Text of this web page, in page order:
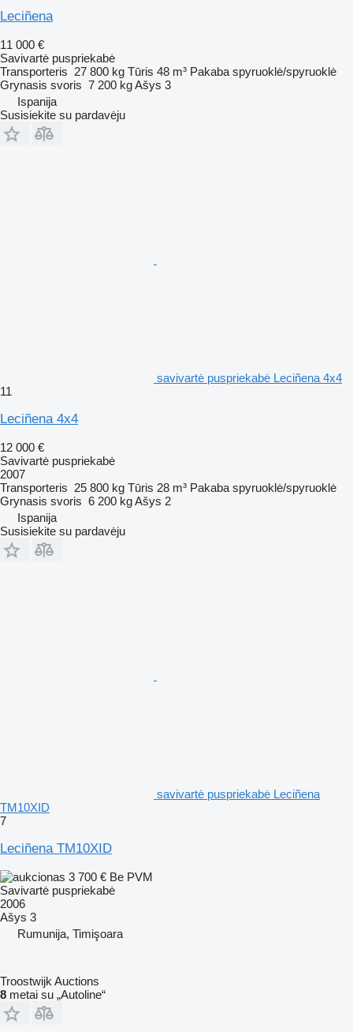
Leciñena
11 000 €
Savivartė puspriekabė
Transporteris 27 800 kg Tūris 48 m³ Pakaba spyruoklė/spyruoklė
Grynasis svoris 7 200 kgAšys 3
Ispanija
Susisiekite su pardavėju
savivartė puspriekabė Leciñena 4x4
11
Leciñena 4x4
12 000 €
Savivartė puspriekabė
2007
Transporteris 25 800 kg Tūris 28 m³ Pakaba spyruoklė/spyruoklė
Grynasis svoris 6 200 kgAšys 2
Ispanija
Susisiekite su pardavėju
savivartė puspriekabė Leciñena
TM10XID
7
Leciñena TM10XID
3 700 € Be PVM
Savivartė puspriekabė
2006
Ašys 3
Rumunija, Timişoara
Troostwijk Auctions
8 metai su „Autoline“